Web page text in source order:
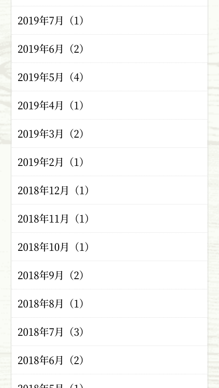
2019年7月（1）
2019年6月（2）
2019年5月（4）
2019年4月（1）
2019年3月（2）
2019年2月（1）
2018年12月（1）
2018年11月（1）
2018年10月（1）
2018年9月（2）
2018年8月（1）
2018年7月（3）
2018年6月（2）